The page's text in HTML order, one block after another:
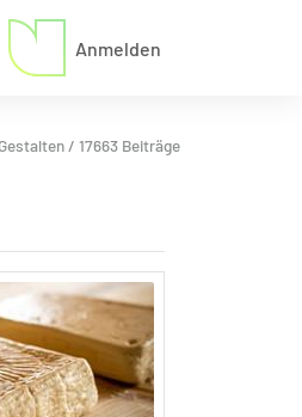
Anmelden
/ 17663 Beiträge